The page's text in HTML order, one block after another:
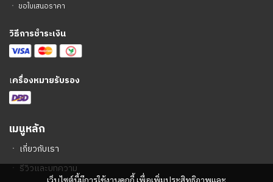
เว็บไซต์นี้มีการใช้งานคุกกี้ เพื่อเพิ่มประสิทธิภาพและ
ㆍ ขอใบเสนอราคา
วิธีการชำระเงิน
เครื่องหมายรับรอง
เมนูหลัก
ㆍ เกี่ยวกับเรา
ㆍรีวิวและบทความ